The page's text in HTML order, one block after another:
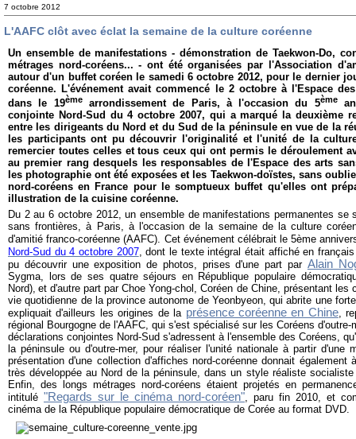
7 octobre 2012
L'AAFC clôt avec éclat la semaine de la culture coréenne
Un ensemble de manifestations - démonstration de Taekwon-Do,
métrages nord-coréens... - ont été organisées par l'Association
autour d'un buffet coréen le samedi 6 octobre 2012, pour le dernier
coréenne. L'événement avait commencé le 2 octobre à l'Espace
dans le 19èmearrondissement de Paris, à l'occasion du 5ème
conjointe Nord-Sud du 4 octobre 2007, qui a marqué la deuxième
entre les dirigeants du Nord et du Sud de la péninsule en vue de la
les participants ont pu découvrir l'originalité et l'unité de la
remercier toutes celles et tous ceux qui ont permis le déroulement
au premier rang desquels les responsables de l'Espace des arts
les photographie ont été exposées et les Taekwon-doïstes, sans
nord-coréens en France pour le somptueux buffet qu'elles ont
illustration de la cuisine coréenne.
Du 2 au 6 octobre 2012, un ensemble de manifestations permanentes
sans frontières, à Paris, à l'occasion de la semaine de la culture
d'amitié franco-coréenne (AAFC). Cet événement célébrait le 5ème
Nord-Sud du 4 octobre 2007, dont le texte intégral était affiché en
pu découvrir une exposition de photos, prises d'une part par Alain
Sygma, lors de ses quatre séjours en République populaire
Nord), et d'autre part par Choe Yong-chol, Coréen de Chine, présentant
vie quotidienne de la province autonome de Yeonbyeon, qui abrite une
expliquait d'ailleurs les origines de la présence coréenne en Chine,
régional Bourgogne de l'AAFC, qui s'est spécialisé sur les Coréens
déclarations conjointes Nord-Sud s'adressent à l'ensemble des Coréens,
la péninsule ou d'outre-mer, pour réaliser l'unité nationale à partir d'une
présentation d'une collection d'affiches nord-coréenne donnait également
très développée au Nord de la péninsule, dans un style réaliste
Enfin, des longs métrages nord-coréens étaient projetés en
intitulé "Regards sur le cinéma nord-coréen", paru fin 2010, et
cinéma de la République populaire démocratique de Corée au format DVD.